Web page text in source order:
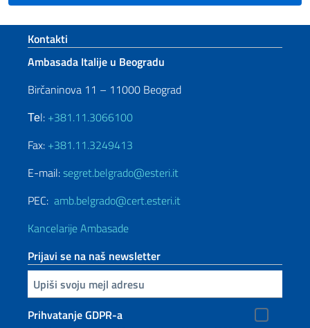
Footer section
Kontakti
Ambasada Italije u Beogradu
Birčaninova 11 – 11000 Beograd
Теl: +381.11.3066100
Fax: +381.11.3249413
E-mail:segret.belgrado@esteri.it
PEC: amb.belgrado@cert.esteri.it
Kancelarije Ambasade
Prijavi se na naš newsletter
Upiši vaš imejl
Prihvatanje GDPR-a